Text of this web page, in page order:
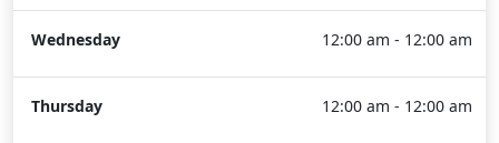
Wednesday 12:00 am - 12:00 am
Thursday 12:00 am - 12:00 am